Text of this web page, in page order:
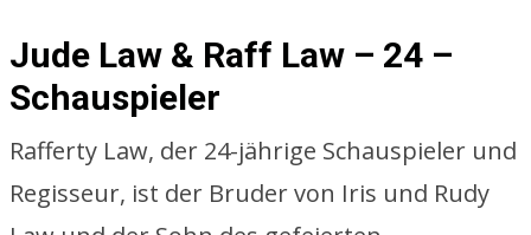
Jude Law & Raff Law – 24 –
Schauspieler
Rafferty Law, der 24-jährige Schauspieler und
Regisseur, ist der Bruder von Iris und Rudy